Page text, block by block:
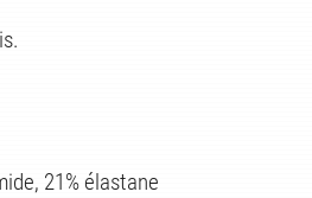
21% élastane